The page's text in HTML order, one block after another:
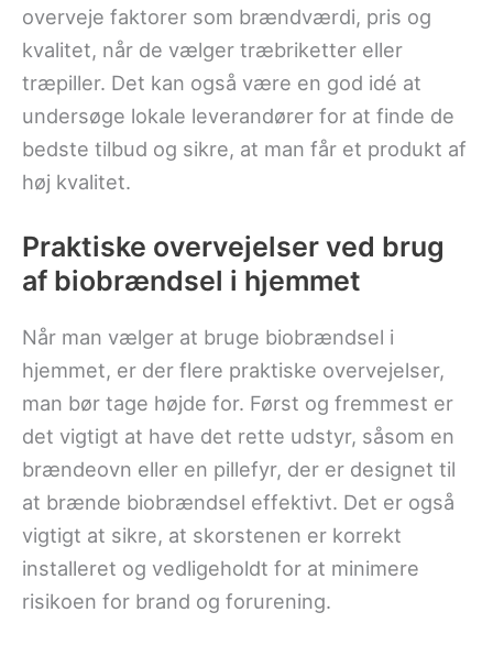
overveje faktorer som brændværdi, pris og
kvalitet, når de vælger træbriketter eller
træpiller. Det kan også være en god idé at
undersøge lokale leverandører for at finde de
bedste tilbud og sikre, at man får et produkt af
høj kvalitet.
Praktiske overvejelser ved brug
af biobrændsel i hjemmet
Når man vælger at bruge biobrændsel i
hjemmet, er der flere praktiske overvejelser,
man bør tage højde for. Først og fremmest er
det vigtigt at have det rette udstyr, såsom en
brændeovn eller en pillefyr, der er designet til
at brænde biobrændsel effektivt. Det er også
vigtigt at sikre, at skorstenen er korrekt
installeret og vedligeholdt for at minimere
risikoen for brand og forurening.